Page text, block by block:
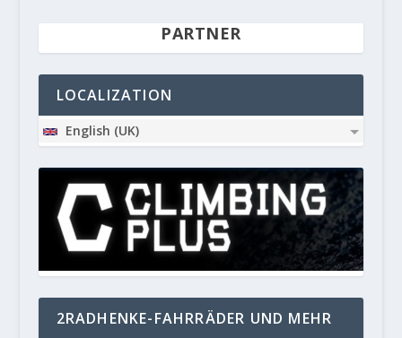
PARTNER
LOCALIZATION
English (UK)
2RADHENKE-FAHRRÄDER UND MEHR